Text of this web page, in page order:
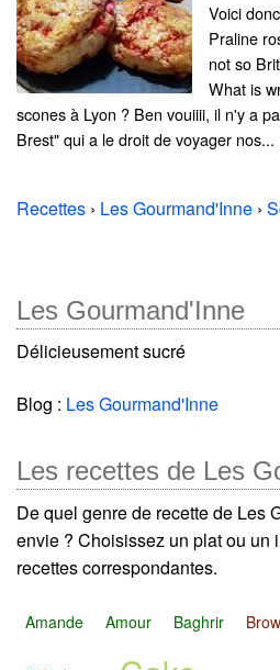
Voici
Praline
not so
What is
scones à Lyon ? Ben vouiiii, il n'y a
Brest" qui a le droit de voyager nos...
Recettes › Les Gourmand'Inne ›
Les Gourmand'Inne
Délicieusement sucré
Blog : Les Gourmand'Inne
Les recettes de Les
De quel genre de recette de Les
envie ? Choisissez un plat ou un
recettes correspondantes.
Amande Amour Baghrir